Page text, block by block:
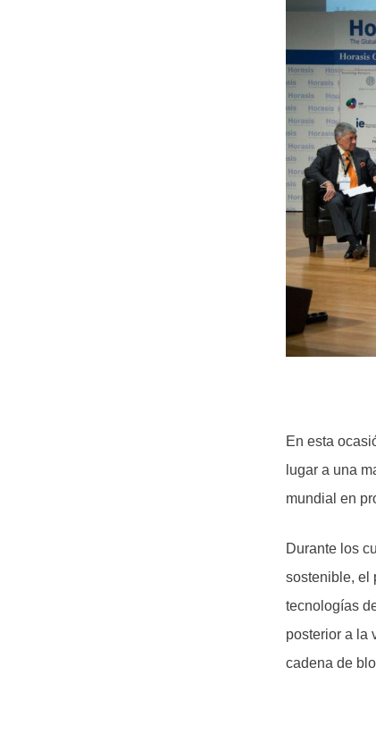
En esta
lugar a una
mundial en
Durante los
sostenible, el
tecnologías
posterior a la
cadena de